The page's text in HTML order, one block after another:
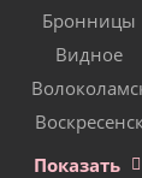
Бронницы
Видное
Воскресенск
Показать